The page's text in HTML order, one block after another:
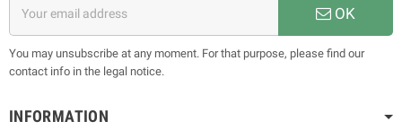
OK
You may unsubscribe at any moment. For that purpose, please find our
contact info in the legal notice.
INFORMATION